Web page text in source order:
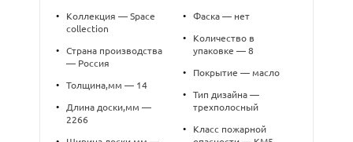
•
Коллекция — Space
collection
•
Страна производства
— Россия
• Толщина,мм — 14
•
Длина доски,мм —
2266
• Фаска — нет
•
Количество в
упаковке — 8
• Покрытие — масло
•
Тип дизайна —
трехполосный
•
Класс пожарной